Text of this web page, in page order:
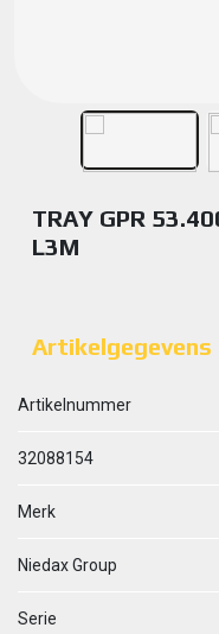
TRAY GPR
L3M
Artikelgegevens
Artikelnummer
32088154
Merk
Niedax Group
Serie